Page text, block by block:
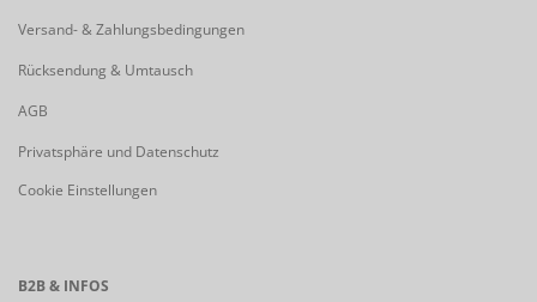
Versand- & Zahlungsbedingungen
Rücksendung & Umtausch
AGB
Privatsphäre und Datenschutz
Cookie Einstellungen
B2B & INFOS